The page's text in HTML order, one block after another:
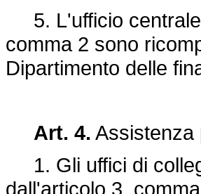
5. L'ufficio centrale
comma 2 sono
Dipartimento delle
Art. 4. Assistenza
1. Gli uffici di
dall'articolo 3,